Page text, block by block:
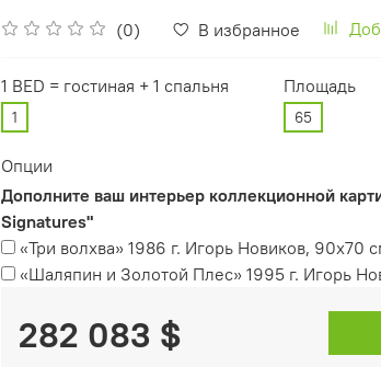
(0) В избранное
1 BED = гостиная + 1 спальня
1
Площадь
65
Опции
Дополните ваш интерьер коллекционной
Signatures"
«Три волхва» 1986 г. Игорь Новиков, 90х70
«Шаляпин и Золотой Плес» 1995 г. Игорь
282 083 $